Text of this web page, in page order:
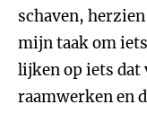
schaven,
mijn taak om
lijken op iets dat
raamwerken en